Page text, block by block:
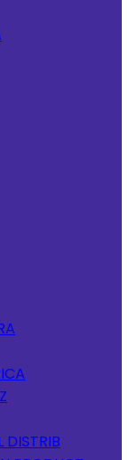
DISTRIB